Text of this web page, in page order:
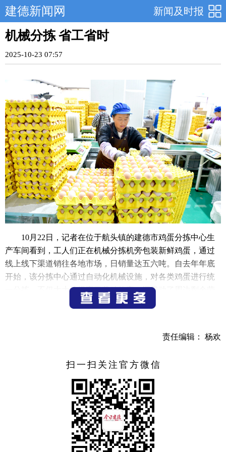
新闻及时报
建德新闻网
机械分拣 省工省时
2025-10-23 07:57
10月22日，记者在位于航头镇的建德市鸡蛋分拣中心生
产车间看到，工人们正在机械分拣机旁包装新鲜鸡蛋，通过
线上线下渠道销往各地市场，日销量达五六吨。自去年年底
开始，该分拣中心通过自动化机械设施，对各类鸡蛋进行统
一分拣，不仅大大地提高了劳动效率，还带动了周边剩余劳
力在家门口就业增收。
责任编辑： 杨欢
扫一扫关注官方微信